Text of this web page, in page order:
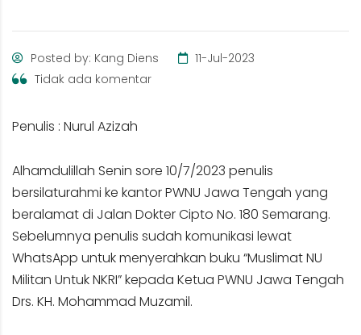
Posted by: Kang Diens
11-Jul-2023
Tidak ada komentar
Penulis : Nurul Azizah
Alhamdulillah Senin sore 10/7/2023 penulis
bersilaturahmi ke kantor PWNU Jawa Tengah yang
beralamat di Jalan Dokter Cipto No. 180 Semarang.
Sebelumnya penulis sudah komunikasi lewat
WhatsApp untuk menyerahkan buku “Muslimat NU
Militan Untuk NKRI” kepada Ketua PWNU Jawa Tengah
Drs. KH. Mohammad Muzamil.